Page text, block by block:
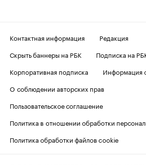
Контактная информация
Редакция
Скрыть баннеры на РБК
Подписка на
Корпоративная подписка
Информация
О соблюдении авторских прав
Пользовательское соглашение
Политика в отношении обработки
Политика обработки файлов cookie